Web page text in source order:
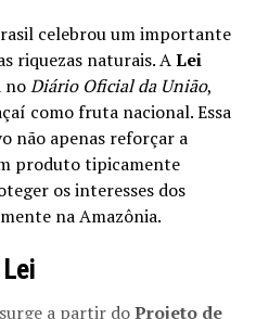
celebrou um importante
riquezas naturais. ALei
noDiário Oficial da União,
como fruta nacional. Essa
não apenas reforçar a
produto tipicamente
os interesses dos
na Amazônia.
a partir doProjeto de